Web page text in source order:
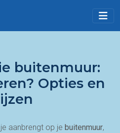
buitenmuur:
Opties en
aanbrengt op je buitenmuur,